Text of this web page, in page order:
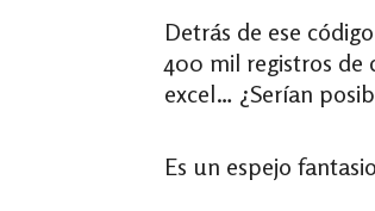
Detrás de ese
400 mil registros de
excel… ¿Serían
Es un espejo